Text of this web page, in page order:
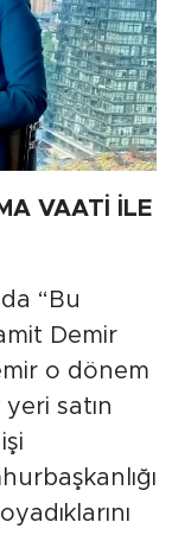
VAATİ İLE
“Bu
Demir
o dönem
satın